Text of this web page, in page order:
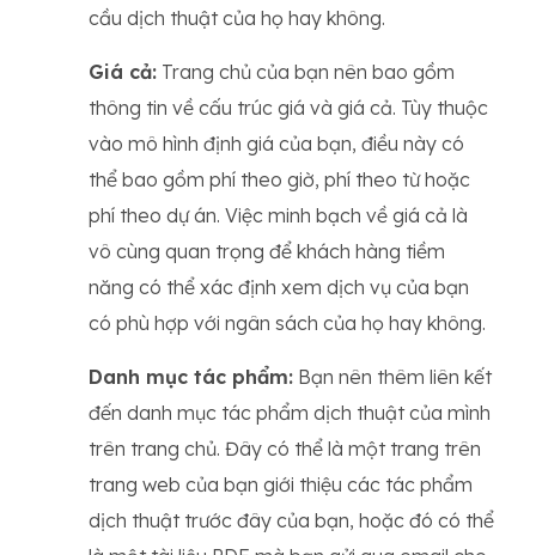
cầu dịch thuật của họ hay không.
Giá cả: Trang chủ của bạn nên bao gồm
thông tin về cấu trúc giá và giá cả. Tùy thuộc
vào mô hình định giá của bạn, điều này có
thể bao gồm phí theo giờ, phí theo từ hoặc
phí theo dự án. Việc minh bạch về giá cả là
vô cùng quan trọng để khách hàng tiềm
năng có thể xác định xem dịch vụ của bạn
có phù hợp với ngân sách của họ hay không.
Danh mục tác phẩm: Bạn nên thêm liên kết
đến danh mục tác phẩm dịch thuật của mình
trên trang chủ. Đây có thể là một trang trên
trang web của bạn giới thiệu các tác phẩm
dịch thuật trước đây của bạn, hoặc đó có thể